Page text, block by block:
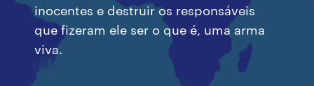
inocentes e destruir os responsáveis
que fizeram ele ser o que é, uma arma
viva.